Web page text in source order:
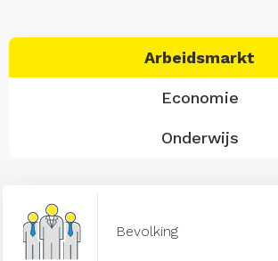
Arbeidsmarkt
Economie
Onderwijs
Bevolking